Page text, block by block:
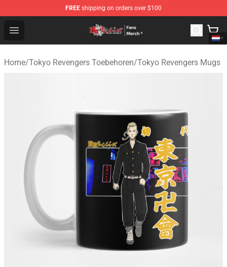
FREE shipping on orders over $100
Open menu
Tokyo Revengers Store - Official Tokyo Revengers
Home/Tokyo Revengers Toebehoren/Tokyo Revengers Mugs